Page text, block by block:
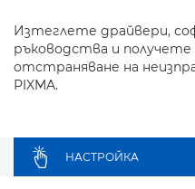
Изтеглете драйвери,
ръководства и
отстраняване на
PIXMA.
НАСТРОЙКА